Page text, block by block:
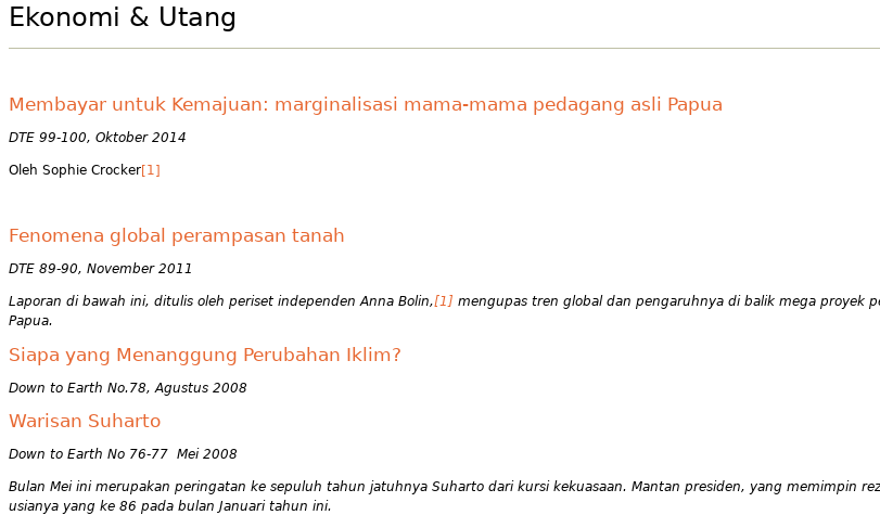
Ekonomi & Utang
Membayar untuk Kemajuan: marginalisasi mama-mama pedagang asli Papua
DTE 99-100, Oktober 2014
Oleh Sophie Crocker[1]
Fenomena global perampasan tanah
DTE 89-90, November 2011
Laporan di bawah ini, ditulis oleh periset independen Anna Bolin,[1] mengupas tren global dan pengaruhnya di balik mega proyek
Papua.
Siapa yang Menanggung Perubahan Iklim?
Down to Earth No.78, Agustus 2008
Warisan Suharto
Down to Earth No 76-77 Mei 2008
Bulan Mei ini merupakan peringatan ke sepuluh tahun jatuhnya Suharto dari kursi kekuasaan. Mantan presiden, yang memimpin
usianya yang ke 86 pada bulan Januari tahun ini.